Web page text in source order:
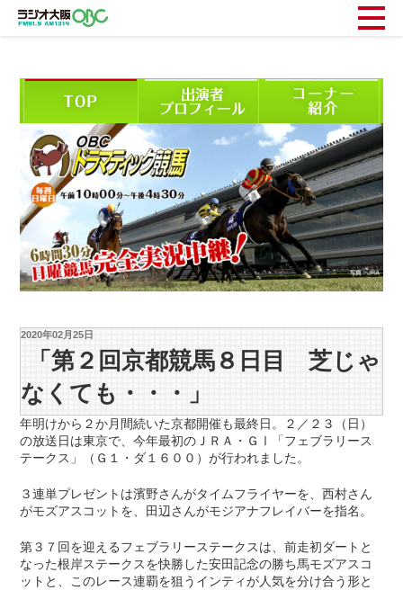
2020年02月25日
「第２回京都競馬８日目 芝じゃ
なくても・・・」
年明けから２か月間続いた京都開催も最終日。２／２３（日）
の放送日は東京で、今年最初のＪＲＡ・ＧⅠ「フェブラリース
テークス」（Ｇ１・ダ１６００）が行われました。
３連単プレゼントは濱野さんがタイムフライヤーを、西村さん
がモズアスコットを、田辺さんがモジアナフレイバーを指名。
第３７回を迎えるフェブラリーステークスは、前走初ダートと
なった根岸ステークスを快勝した安田記念の勝ち馬モズアスコ
ットと、このレース連覇を狙うインティが人気を分け合う形と